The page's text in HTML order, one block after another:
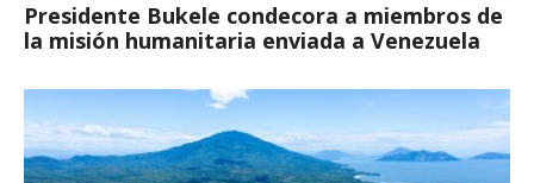
Presidente Bukele condecora a miembros de
la misión humanitaria enviada a Venezuela